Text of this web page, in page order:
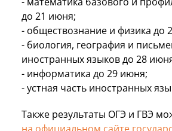
до 21 июня;
- обществознание и физика до
- биология, география и
иностранных языков до 28
- информатика до 29 июня;
- устная часть иностранных
Также результаты ОГЭ и ГВЭ